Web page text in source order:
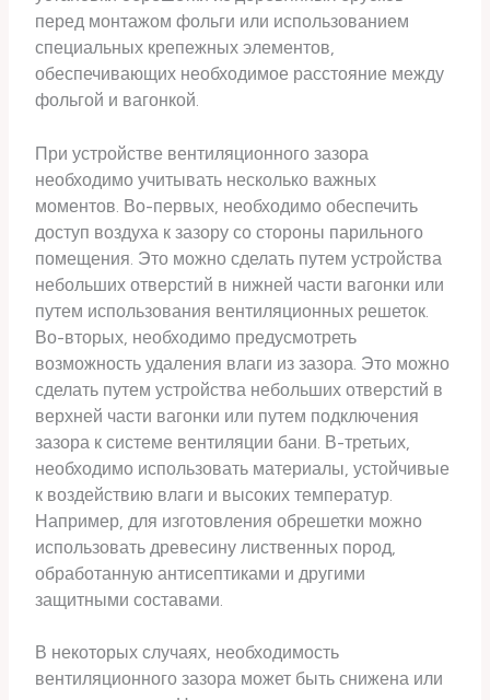
перед монтажом фольги или использованием
специальных крепежных элементов,
обеспечивающих необходимое расстояние между
фольгой и вагонкой.
При устройстве вентиляционного зазора
необходимо учитывать несколько важных
моментов. Во-первых, необходимо обеспечить
доступ воздуха к зазору со стороны парильного
помещения. Это можно сделать путем устройства
небольших отверстий в нижней части вагонки или
путем использования вентиляционных решеток.
Во-вторых, необходимо предусмотреть
возможность удаления влаги из зазора. Это можно
сделать путем устройства небольших отверстий в
верхней части вагонки или путем подключения
зазора к системе вентиляции бани. В-третьих,
необходимо использовать материалы, устойчивые
к воздействию влаги и высоких температур.
Например, для изготовления обрешетки можно
использовать древесину лиственных пород,
обработанную антисептиками и другими
защитными составами.
В некоторых случаях, необходимость
вентиляционного зазора может быть снижена или